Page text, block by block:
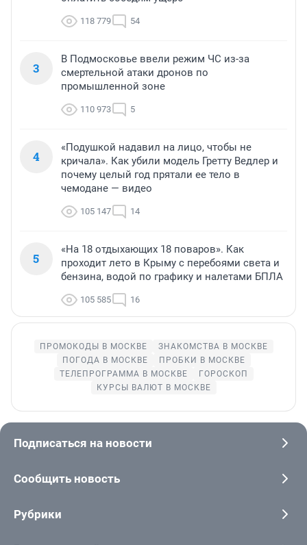
118 779 54
3
В Подмосковье ввели режим ЧС из-за
смертельной атаки дронов по
промышленной зоне
110 973 5
4
«Подушкой надавил на лицо, чтобы не
кричала». Как убили модель Гретту Ведлер и
почему целый год прятали ее тело в
чемодане — видео
105 147 14
5
«На 18 отдыхающих 18 поваров». Как
проходит лето в Крыму с перебоями света и
бензина, водой по графику и налетами БПЛА
105 585 16
ПРОМОКОДЫ В МОСКВЕ
ЗНАКОМСТВА В МОСКВЕ
ПОГОДА В МОСКВЕ
ПРОБКИ В МОСКВЕ
ТЕЛЕПРОГРАММА В МОСКВЕ
ГОРОСКОП
КУРСЫ ВАЛЮТ В МОСКВЕ
Подписаться на новости
Сообщить новость
Рубрики